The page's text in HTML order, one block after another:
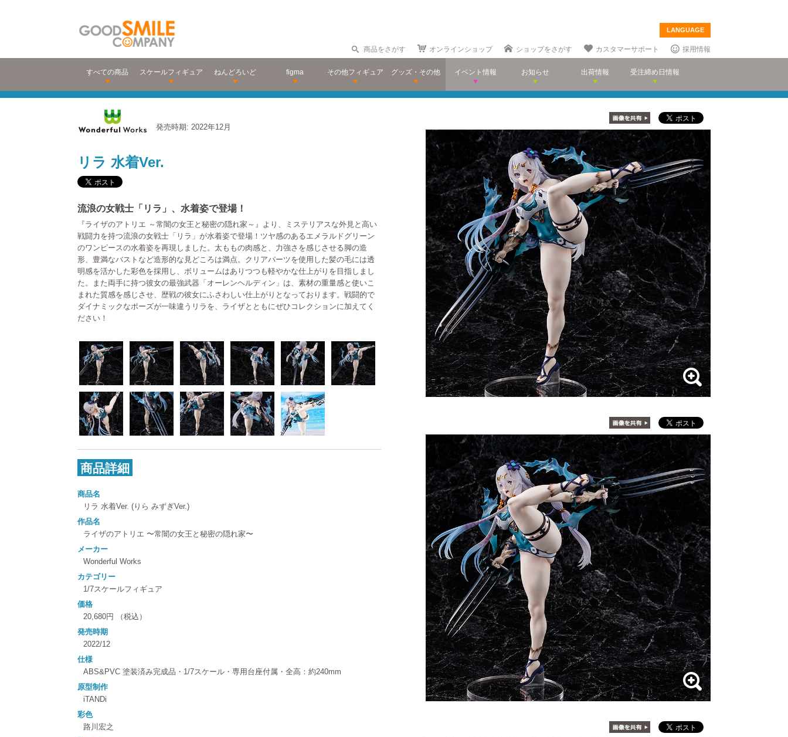
LANGUAGE
商品をさがす オンラインショップ ショップをさがす カスタマーサポート 採用情報
すべての商品 スケールフィギュア ねんどろいど figma その他フィギュア グッズ・その他 イベント情報 お知らせ 出荷情報 受注締め日情報
発売時期: 2022年12月
リラ 水着Ver.
流浪の女戦士「リラ」、水着姿で登場！
『ライザのアトリエ ～常闇の女王と秘密の隠れ家～』より、ミステリアスな外見と高い
戦闘力を持つ流浪の女戦士「リラ」が水着姿で登場！ツヤ感のあるエメラルドグリーン
のワンピースの水着姿を再現しました。太ももの肉感と、力強さを感じさせる脚の造
形、豊満なバストなど造形的な見どころは満点。クリアパーツを使用した髪の毛には透
明感を活かした彩色を採用し、ボリュームはありつつも軽やかな仕上がりを目指しまし
た。また両手に持つ彼女の最強武器「オーレンヘルディン」は、素材の重量感と使いこ
まれた質感を感じさせ、歴戦の彼女にふさわしい仕上がりとなっております。戦闘的で
ダイナミックなポーズが一味違うリラを、ライザとともにぜひコレクションに加えてく
ださい！
商品詳細
商品名
リラ 水着Ver. (りら みずぎVer.)
作品名
ライザのアトリエ 〜常闇の女王と秘密の隠れ家〜
メーカー
Wonderful Works
カテゴリー
1/7スケールフィギュア
価格
20,680円 （税込）
発売時期
2022/12
仕様
ABS&PVC 塗装済み完成品・1/7スケール・専用台座付属・全高：約240mm
原型制作
iTANDi
彩色
路川宏之